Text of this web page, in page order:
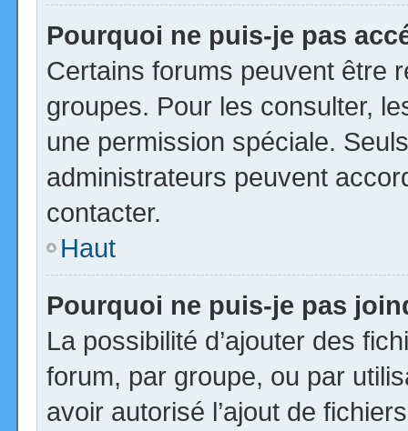
Pourquoi ne puis-je pas
Certains forums peuvent être
groupes. Pour les consulter,
une permission spéciale.
administrateurs peuvent
contacter.
Haut
Pourquoi ne puis-je pas
La possibilité d’ajouter des
forum, par groupe, ou par
avoir autorisé l’ajout de